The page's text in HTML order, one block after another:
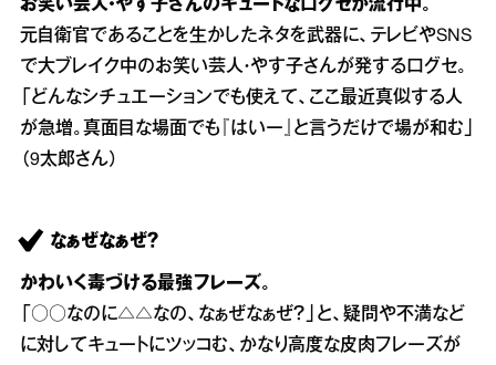
お笑い芸人・やす子さんのキュートな口グセが流行中。
元自衛官であることを生かしたネタを武器に、テレビやSNS
で大ブレイク中のお笑い芸人・やす子さんが発する口グセ。
「どんなシチュエーションでも使えて、ここ最近真似する人
が急増。真面目な場面でも『はいー』と言うだけで場が和む」
（9太郎さん）
なぁぜなぁぜ？
かわいく毒づける最強フレーズ。
「○○なのに△△なの、なぁぜなぁぜ？」と、疑問や不満など
に対してキュートにツッコむ、かなり高度な皮肉フレーズが